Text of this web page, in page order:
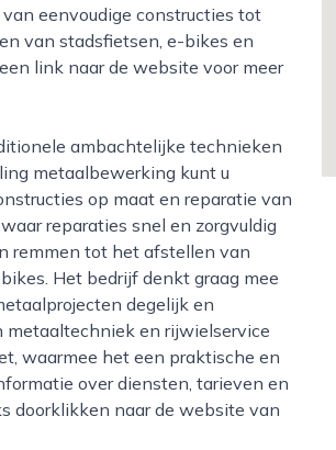
eenvoudige constructies tot
van stadsfietsen, e-bikes en
link naar de website voor meer
metaalbewerking kunt u
op maat en reparatie van
reparaties snel en zorgvuldig
remmen tot het afstellen van
Het bedrijf denkt graag mee
degelijk en
metaaltechniek en rijwielservice
waarmee het een praktische en
over diensten, tarieven en
doorklikken naar de website van